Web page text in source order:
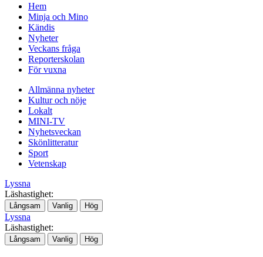
Hem
Minja och Mino
Kändis
Nyheter
Veckans fråga
Reporterskolan
För vuxna
Allmänna nyheter
Kultur och nöje
Lokalt
MINI-TV
Nyhetsveckan
Skönlitteratur
Sport
Vetenskap
Lyssna
Läshastighet:
Långsam Vanlig Hög
Lyssna
Läshastighet:
Långsam Vanlig Hög